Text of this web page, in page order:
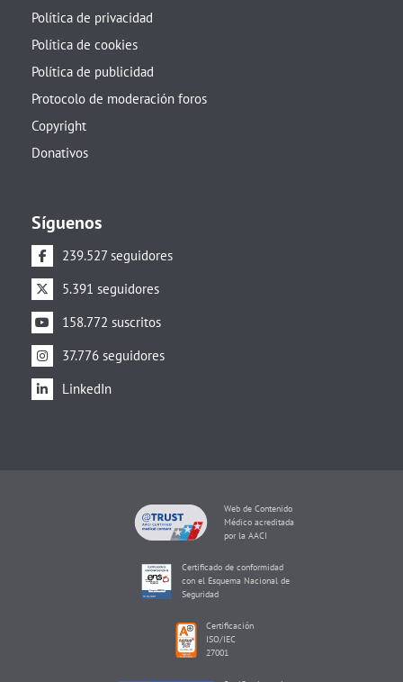
Política de privacidad
Política de cookies
Política de publicidad
Protocolo de moderación foros
Copyright
Donativos
Síguenos
239.527 seguidores
5.391 seguidores
158.772 suscritos
37.776 seguidores
LinkedIn
Web de Contenido
Médico acreditada
por la AACI
Certificado de conformidad
con el Esquema Nacional de
Seguridad
Certificación
ISO/IEC
27001